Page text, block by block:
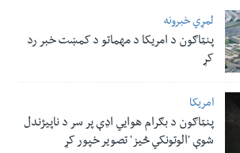
لمړي خبرونه
پنټاګون د امریکا د مهماتو د کمښت خبر رد
کړ
امریکا
پنټاګون د بګرام هوایي اډې پر سر د ناپيژندل
شوې 'الوتونکي څيز' تصویر خپور کړ